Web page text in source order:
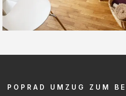
POPRAD UMZUG ZUM